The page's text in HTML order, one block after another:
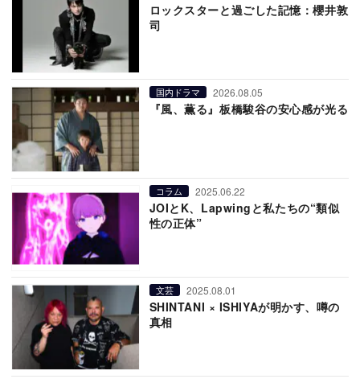
ロックスターと過ごした記憶：櫻井敦
司
国内ドラマ 2026.08.05
『風、薫る』板橋駿谷の安心感が光る
コラム 2025.06.22
JOIとK、Lapwingと私たちの“類似
性の正体”
文芸 2025.08.01
SHINTANI × ISHIYAが明かす、噂の
真相